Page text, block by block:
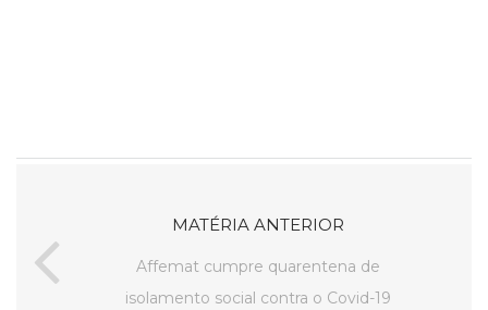
MATÉRIA ANTERIOR
Affemat cumpre quarentena de
isolamento social contra o Covid-19